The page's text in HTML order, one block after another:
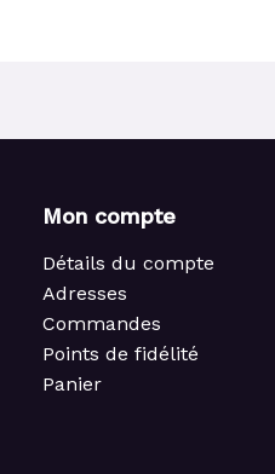
Mon compte
Détails du compte
Adresses
Commandes
Points de fidélité
Panier